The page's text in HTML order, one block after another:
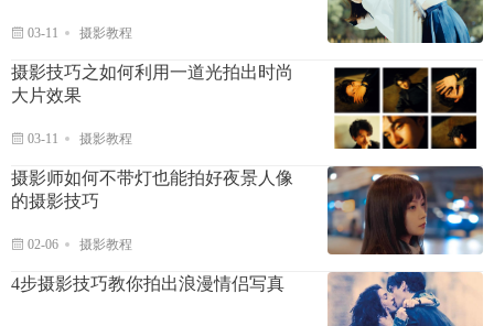
03-11 摄影教程
摄影技巧之如何利用一道光拍出时尚
大片效果
03-11 摄影教程
摄影师如何不带灯也能拍好夜景人像
的摄影技巧
02-06 摄影教程
4步摄影技巧教你拍出浪漫情侣写真